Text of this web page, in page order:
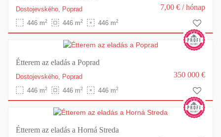
Dostojevského,
Poprad
446 m2 446 m2 446 m2
7,00 € / hónap
Étterem az eladás a Poprad
Dostojevského, Poprad
446 m2 446 m2 446 m2
350 000 €
Étterem az eladás a Horná Streda